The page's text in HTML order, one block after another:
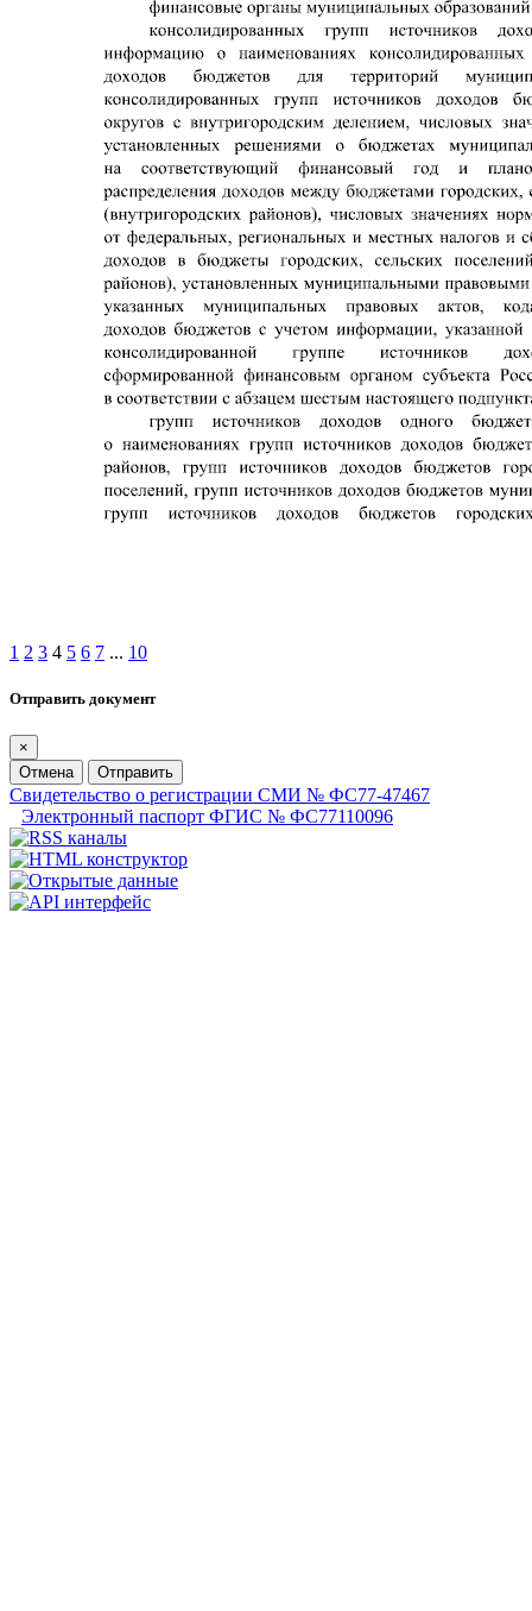
1 2 3 4 5 6 7 ... 10
Отправить документ
×
Отмена
Отправить
Свидетельство о регистрации СМИ № ФС77-47467
Электронный паспорт ФГИС № ФС77110096